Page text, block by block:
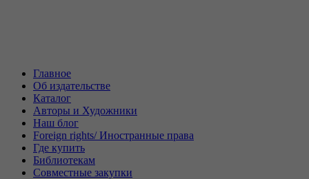
Главное
Об издательстве
Каталог
Авторы и Художники
Наш блог
Foreign rights/ Иностранные права
Где купить
Библиотекам
Совместные закупки